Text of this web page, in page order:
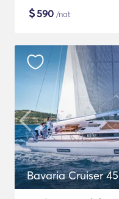
$590 /nat
Bavaria Cruiser 45